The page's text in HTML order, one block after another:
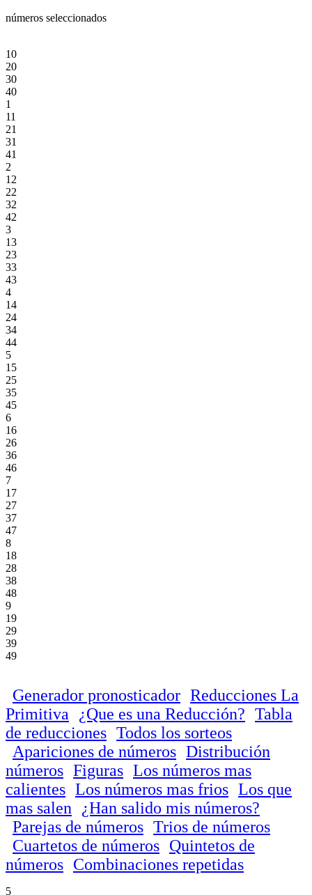
números seleccionados
10
20
30
40
1
11
21
31
41
2
12
22
32
42
3
13
23
33
43
4
14
24
34
44
5
15
25
35
45
6
16
26
36
46
7
17
27
37
47
8
18
28
38
48
9
19
29
39
49
Generador pronosticador Reducciones La
Primitiva
¿Que es una Reducción? Tabla
de reducciones Todos los sorteos
Apariciones de números Distribución
números Figuras Los números mas
calientes Los números mas frios Los que
mas salen
¿Han salido mis números?
Parejas de números Trios de números
Cuartetos de números Quintetos de
números Combinaciones repetidas
5